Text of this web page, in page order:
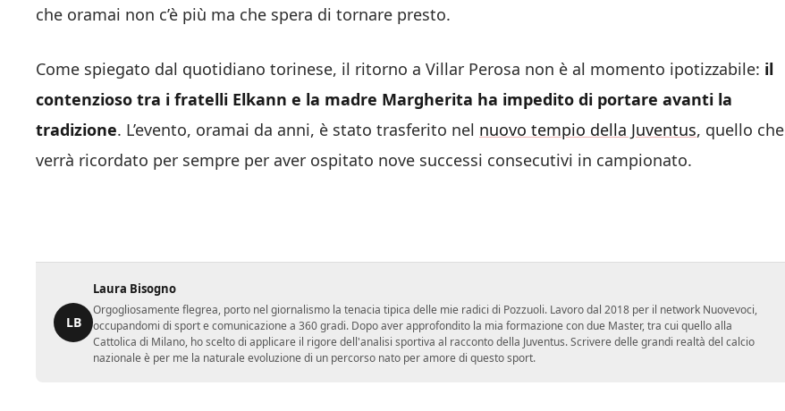
che oramai non c’è più ma che spera di tornare presto.
Come spiegato dal quotidiano torinese, il ritorno a Villar Perosa non è al momento ipotizzabile: il
contenzioso tra i fratelli Elkann e la madre Margherita ha impedito di portare avanti la
tradizione. L’evento, oramai da anni, è stato trasferito nel nuovo tempio della Juventus, quello che
verrà ricordato per sempre per aver ospitato nove successi consecutivi in campionato.
LB
Laura Bisogno
Orgogliosamente flegrea, porto nel giornalismo la tenacia tipica delle mie radici di Pozzuoli. Lavoro dal 2018 per il network Nuovevoci,
occupandomi di sport e comunicazione a 360 gradi. Dopo aver approfondito la mia formazione con due Master, tra cui quello alla
Cattolica di Milano, ho scelto di applicare il rigore dell'analisi sportiva al racconto della Juventus. Scrivere delle grandi realtà del calcio
nazionale è per me la naturale evoluzione di un percorso nato per amore di questo sport.